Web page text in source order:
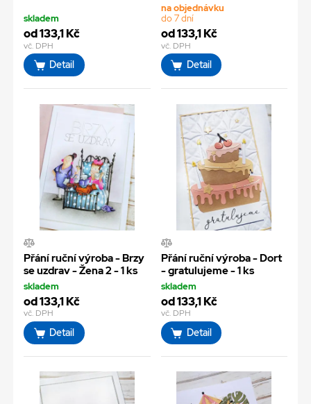
skladem
od 133,1 Kč
vč. DPH
Detail
na objednávku
do 7 dní
od 133,1 Kč
vč. DPH
Detail
Přání ruční výroba - Brzy
se uzdrav - Žena 2 - 1 ks
skladem
od 133,1 Kč
vč. DPH
Detail
Přání ruční výroba - Dort
- gratulujeme - 1 ks
skladem
od 133,1 Kč
vč. DPH
Detail